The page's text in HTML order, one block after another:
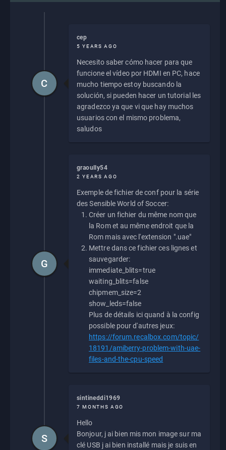
cep
5 YEARS AGO
Necesito saber cómo hacer para que
funcione el vídeo por HDMI en PC, hace
mucho tiempo estoy buscando la
solución, si pueden hacer un tutorial les
agradezco ya que vi que hay muchos
usuarios con el mismo problema,
saludos
C
graoully54
2 YEARS AGO
Exemple de fichier de conf pour la série
des Sensible World of Soccer:
Créer un fichier du même nom que
la Rom et au même endroit que la
Rom mais avec l'extension ".uae"
Mettre dans ce fichier ces lignes et
sauvegarder:
immediate_blits=true
waiting_blits=false
chipmem_size=2
show_leds=false
Plus de détails ici quand à la config
possible pour d'autres jeux:
https://forum.recalbox.com/topic/
18191/amiberry-problem-with-uae-
files-and-the-cpu-speed
G
sintineddi1969
7 MONTHS AGO
Hello
Bonjour, j ai bien mis mon image sur ma
clé USB j ai bien installé mais je suis en
S